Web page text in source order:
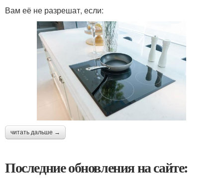
Вам её не разрешат, если:
читать дальше →
Последние обновления на сайте: